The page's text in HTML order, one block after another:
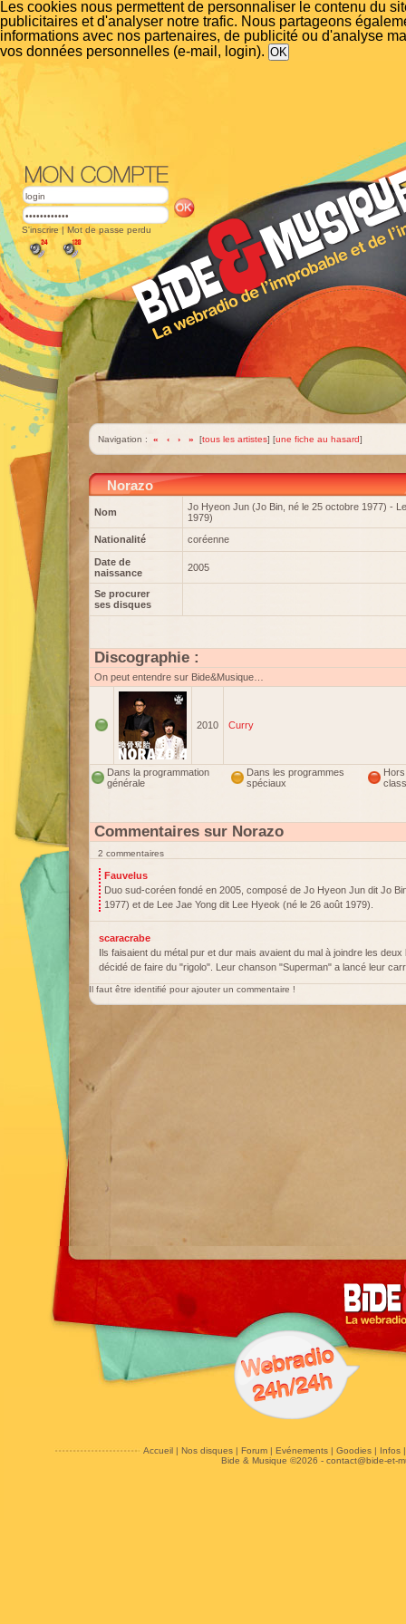
Les cookies nous permettent de personnaliser le contenu du
publicitaires et d'analyser notre trafic. Nous partageons
informations avec nos partenaires, de publicité ou d'analyse
vos données personnelles (e-mail, login).
S'inscrire | Mot de passe perdu
Navigation : « ‹ › » [tous les artistes] [une fiche au hasard]
Norazo
Nom
Jo Hyeon Jun (Jo Bin, né le 25 octobre 1977) -
1979)
Nationalité
coréenne
Date de
naissance
2005
Se procurer
ses disques
Discographie :
On peut entendre sur Bide&Musique…
2010 Curry
Dans la programmation
générale
Dans les programmes
spéciaux
Hors
Commentaires sur Norazo
2 commentaires
Fauvelus
Duo sud-coréen fondé en 2005, composé de Jo Hyeon Jun dit Jo
1977) et de Lee Jae Yong dit Lee Hyeok (né le 26 août 1979).
scaracrabe
Ils faisaient du métal pur et dur mais avaient du mal à joindre les
décidé de faire du "rigolo". Leur chanson "Superman" a lancé leur
Il faut être identifié pour ajouter un commentaire !
Accueil| Nos disques| Forum| Evénements| Goodies| Infos
Bide & Musique ©2026 - contact@bide-et-